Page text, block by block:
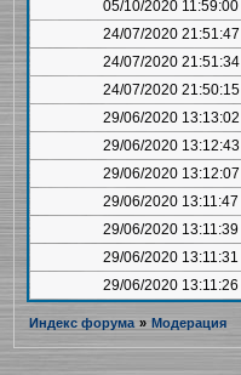
05/10/2020 11:59:00
24/07/2020 21:51:47
24/07/2020 21:51:34
24/07/2020 21:50:15
29/06/2020 13:13:02
29/06/2020 13:12:43
29/06/2020 13:12:07
29/06/2020 13:11:47
29/06/2020 13:11:39
29/06/2020 13:11:31
29/06/2020 13:11:26
Индекс форума » Модерация